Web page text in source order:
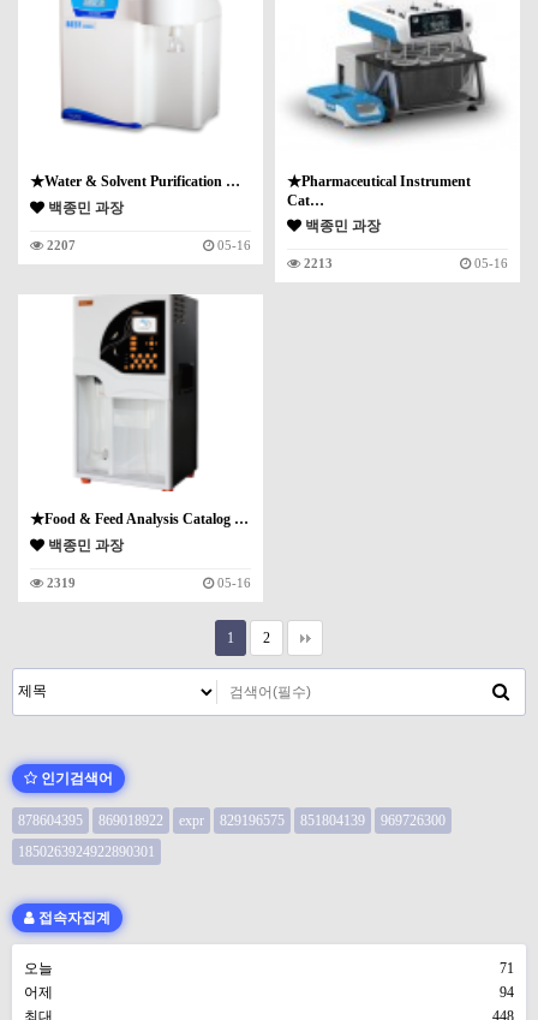
★Water & Solvent Purification …
백종민 과장
2207 05-16
★Pharmaceutical Instrument
Cat…
백종민 과장
2213 05-16
★Food & Feed Analysis Catalog …
백종민 과장
2319 05-16
1 2
인기검색어
878604395 869018922 expr 829196575 851804139
969726300
1850263924922890301
접속자집계
오늘
71
어제
94
최대
448